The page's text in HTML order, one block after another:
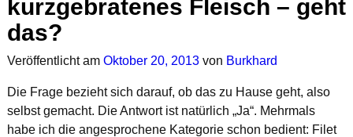
kurzgebratenes Fleisch – geht
das?
Veröffentlicht am Oktober 20, 2013 von Burkhard
Die Frage bezieht sich darauf, ob das zu Hause geht, also
selbst gemacht. Die Antwort ist natürlich „Ja“. Mehrmals
habe ich die angesprochene Kategorie schon bedient: Filet